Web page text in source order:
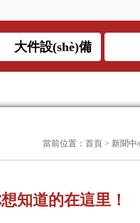
大件設(shè)備
運輸
當前位置： 首頁 > 新聞中
的在這里！